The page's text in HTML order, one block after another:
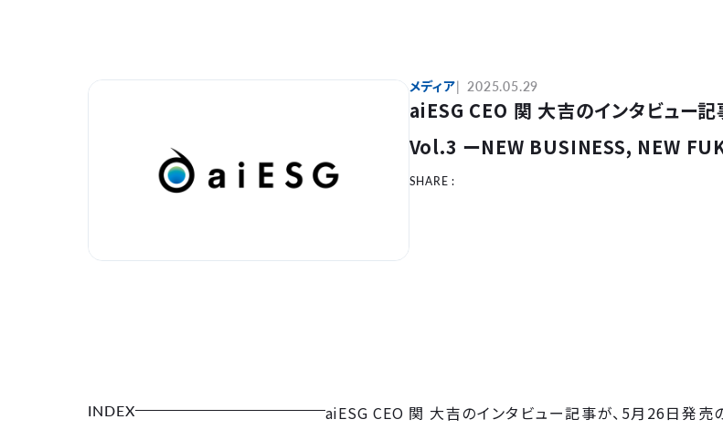
メディア 2025.05.29
aiESG CEO 関 大吉のインタビュー
Vol.3 ーNEW BUSINESS, NEW
SHARE :
INDEX
aiESG CEO 関 大吉のインタビュー記事が、5月26日発